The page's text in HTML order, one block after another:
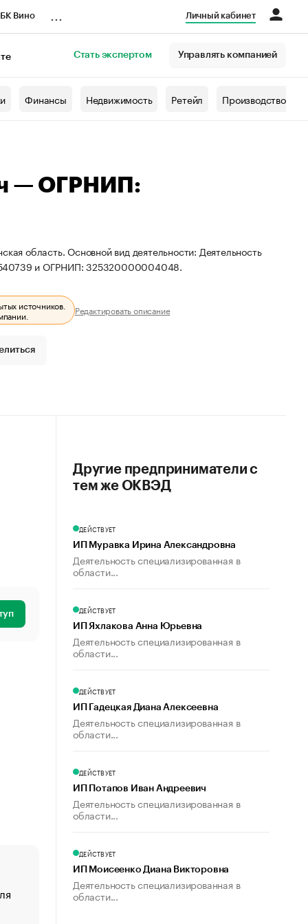
Вино Личный кабинет
Стать экспертом Управлять компанией
Финансы Недвижимость Ретейл Производство
— ОГРНИП:
область. Основной вид деятельности: Деятельность
и ОГРНИП: 325320000004048.
источников.
Редактировать описание
«От спорта тело стареет иначе». Как живет глава
создавшей GTA
Другие предприниматели с
тем же ОКВЭД
ДЕЙСТВУЕТ
ИП Муравка Ирина Александровна
Деятельность специализированная в
области...
ДЕЙСТВУЕТ
ИП Яхлакова Анна Юрьевна
Деятельность специализированная в
области...
ДЕЙСТВУЕТ
ИП Гадецкая Диана Алексеевна
Деятельность специализированная в
области...
ДЕЙСТВУЕТ
ИП Потапов Иван Андреевич
Деятельность специализированная в
области...
ДЕЙСТВУЕТ
ИП Моисеенко Диана Викторовна
Деятельность специализированная в
области...